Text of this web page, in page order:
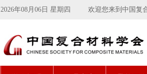
2026年08月06日 星期四 欢迎您来到中国复